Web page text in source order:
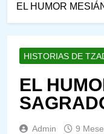
EL HUMOR
HISTORIAS DE
EL
Admin 9